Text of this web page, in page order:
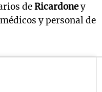
deRicardoney
y personal de